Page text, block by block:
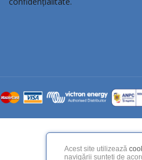
Acest site utilizează
navigării sunteți de